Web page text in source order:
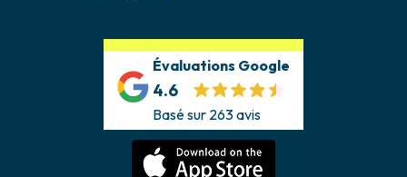
Évaluations Google
4.6
Basé sur 263 avis